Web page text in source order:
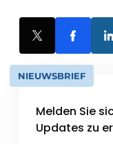
NIEUWSBRIEF
Melden Sie
Updates zu